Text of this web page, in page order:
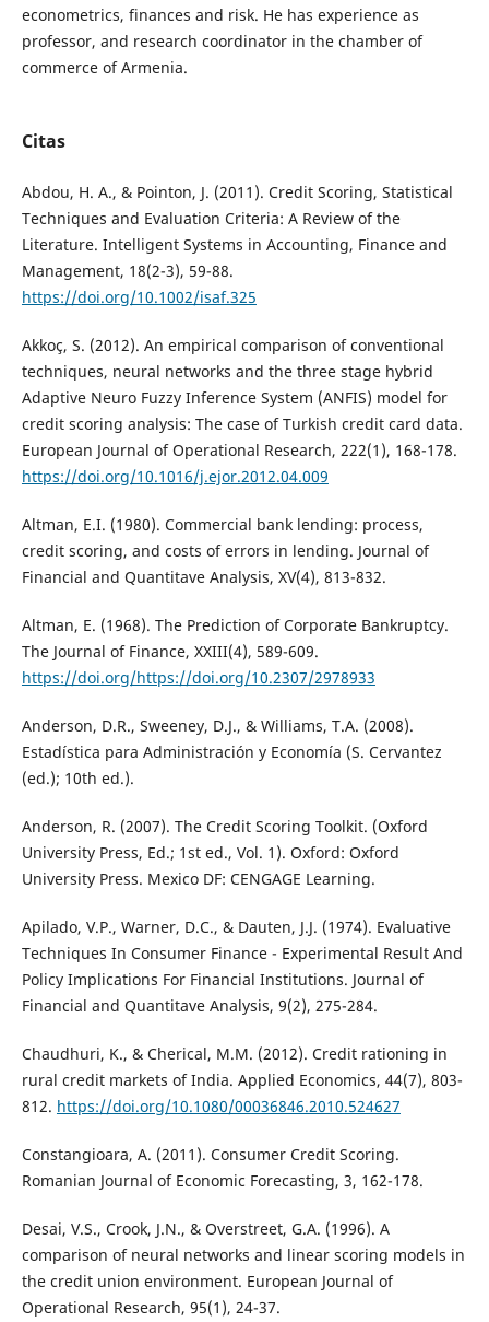
econometrics, finances and risk. He has experience as
professor, and research coordinator in the chamber of
commerce of Armenia.
Citas
Abdou, H. A., & Pointon, J. (2011). Credit Scoring, Statistical
Techniques and Evaluation Criteria: A Review of the
Literature. Intelligent Systems in Accounting, Finance and
Management, 18(2-3), 59-88.
https://doi.org/10.1002/isaf.325
Akkoç, S. (2012). An empirical comparison of conventional
techniques, neural networks and the three stage hybrid
Adaptive Neuro Fuzzy Inference System (ANFIS) model for
credit scoring analysis: The case of Turkish credit card data.
European Journal of Operational Research, 222(1), 168-178.
https://doi.org/10.1016/j.ejor.2012.04.009
Altman, E.I. (1980). Commercial bank lending: process,
credit scoring, and costs of errors in lending. Journal of
Financial and Quantitave Analysis, XV(4), 813-832.
Altman, E. (1968). The Prediction of Corporate Bankruptcy.
The Journal of Finance, XXIII(4), 589-609.
https://doi.org/https://doi.org/10.2307/2978933
Anderson, D.R., Sweeney, D.J., & Williams, T.A. (2008).
Estadística para Administración y Economía (S. Cervantez
(ed.); 10th ed.).
Anderson, R. (2007). The Credit Scoring Toolkit. (Oxford
University Press, Ed.; 1st ed., Vol. 1). Oxford: Oxford
University Press. Mexico DF: CENGAGE Learning.
Apilado, V.P., Warner, D.C., & Dauten, J.J. (1974). Evaluative
Techniques In Consumer Finance - Experimental Result And
Policy Implications For Financial Institutions. Journal of
Financial and Quantitave Analysis, 9(2), 275-284.
Chaudhuri, K., & Cherical, M.M. (2012). Credit rationing in
rural credit markets of India. Applied Economics, 44(7), 803-
812. https://doi.org/10.1080/00036846.2010.524627
Constangioara, A. (2011). Consumer Credit Scoring.
Romanian Journal of Economic Forecasting, 3, 162-178.
Desai, V.S., Crook, J.N., & Overstreet, G.A. (1996). A
comparison of neural networks and linear scoring models in
the credit union environment. European Journal of
Operational Research, 95(1), 24-37.